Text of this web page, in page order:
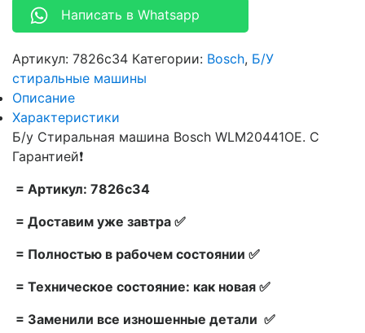
Написать в Whatsapp
Артикул: 7826c34 Категории: Bosch, Б/У
стиральные машины
Описание
Характеристики
Б/у Стиральная машина Bosch WLM20441OE. С
Гарантией❗
= Артикул: 7826c34
= Доставим уже завтра ✅
= Полностью в рабочем состоянии ✅
= Техническое состояние: как новая ✅
= Заменили все изношенные детали ✅